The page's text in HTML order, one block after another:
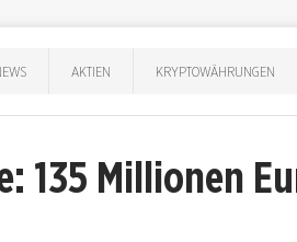
AKTIEN KRYPTOWÄHRUNGEN
135 Millionen